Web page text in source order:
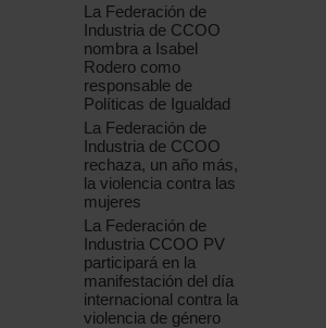
La Federación de
Industria de CCOO
nombra a Isabel
Rodero como
responsable de
Políticas de Igualdad
La Federación de
Industria de CCOO
rechaza, un año más,
la violencia contra las
mujeres
La Federación de
Industria CCOO PV
participará en la
manifestación del día
internacional contra la
violencia de género